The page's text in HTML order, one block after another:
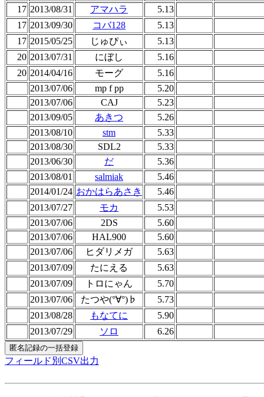
17 2013/08/31 アマハラ
5.13
17 2013/09/30 コバ128
5.13
17 2015/05/25 じゅぴぃ
5.13
20 2013/07/31 にぼし
5.16
20 2014/04/16 モーグ
5.16
2013/07/06
mp f pp
5.20
2013/07/06
CAJ
5.23
2013/09/05
あきつ
5.26
2013/08/10
stm
5.33
2013/08/30
SDL2
5.33
2013/06/30
だ
5.36
2013/08/01
salmiak
5.46
2014/01/24 おかはらあさき
5.46
2013/07/27
モカ
5.53
2013/07/06
2DS
5.60
2013/07/06
HAL900
5.60
2013/07/06
ヒダリメガ
5.63
2013/07/09
たにえる
5.63
2013/07/09
トロにゃん
5.70
2013/07/06
たつや(°∀°)♭
5.73
2013/08/28
もなてに
5.90
2013/07/29
ソロ 6.26
フィールド別CSV出力